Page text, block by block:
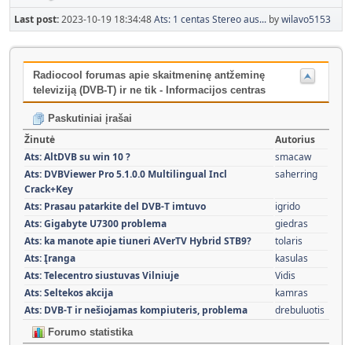
Last post:2023-10-19 18:34:48Ats: 1 centas Stereo aus... bywilavo5153
Radiocool forumas apie skaitmeninę antžeminę
televiziją (DVB-T) ir ne tik - Informacijos centras
Paskutiniai įrašai
Žinutė
Autorius
Ats: AltDVB su win 10 ?
smacaw
Ats: DVBViewer Pro 5.1.0.0 Multilingual Incl
Crack+Key
saherring
Ats: Prasau patarkite del DVB-T imtuvo
igrido
Ats: Gigabyte U7300 problema
giedras
Ats: ka manote apie tiuneri AVerTV Hybrid STB9?
tolaris
Ats: Įranga
kasulas
Ats: Telecentro siustuvas Vilniuje
Vidis
Ats: Seltekos akcija
kamras
Ats: DVB-T ir nešiojamas kompiuteris, problema
drebuluotis
Forumo statistika